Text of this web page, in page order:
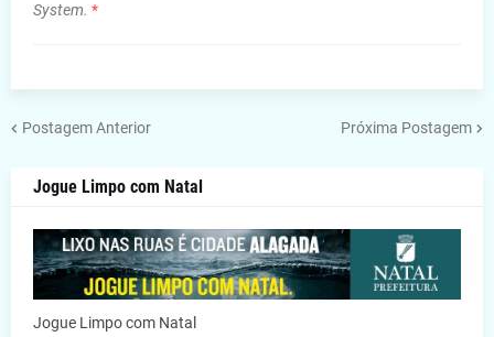
System. *
Postagem Anterior Próxima Postagem
Jogue Limpo com Natal
Jogue Limpo com Natal